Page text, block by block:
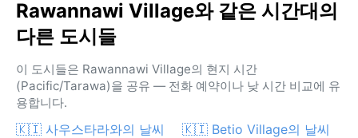
Rawannawi Village와 같은 시간대의
다른 도시들
이 도시들은 Rawannawi Village의 현지 시간
(Pacific/Tarawa)을 공유 — 전화 예약이나 낮 시간 비교에 유
용합니다.
🇰🇮 사우스타라와의 날씨 🇰🇮 Betio Village의 날씨